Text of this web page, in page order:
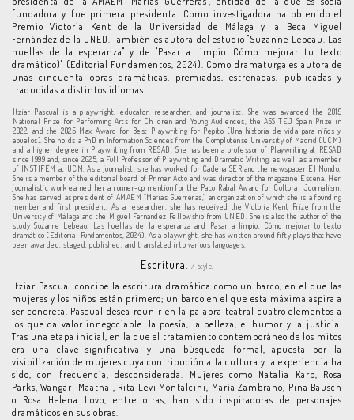
fundadora y fue primera presidenta. Como investigadora ha obtenido el
Premio Victoria Kent de la Universidad de Málaga y la Beca Miguel
Fernández de la UNED. También es autora del estudio "Suzanne Lebeau. Las
huellas de la esperanza" y de "Pasar a limpio. Cómo mejorar tu texto
dramático)" (Editorial Fundamentos, 2024). Como dramaturga es autora de
unas cincuenta obras dramáticas, premiadas, estrenadas, publicadas y
traducidas a distintos idiomas.
Itziar Pascual is a playwright, educator, researcher, and journalist. She was awarded the 2019
National Prize for Performing Arts for Children and Young Audiences, the ASSITEJ Spain Prize in
2022, and the 2025 Max Award for Best Playwriting for Pepito (Una historia de vida para niños y
abuelos). She holds a PhD in Information Sciences from the Complutense University of Madrid (UCM)
and a higher degree in Playwriting from RESAD. She has been a professor of Playwriting at RESAD
since 1999 and, since 2025, a Full Professor of Playwriting and Dramatic Writing, as well as a member
of INSTIFEM at UCM. As a journalist, she has worked for Cadena SER and the newspaper El Mundo.
She is a member of the editorial board of Primer Acto and was director of the magazine Escena. Her
journalistic work earned her a runner-up mention for the Paco Rabal Award for Cultural Journalism.
She has served as president of AMAEM “Marías Guerreras,” an organization of which she is a founding
member and first president. As a researcher, she has received the Victoria Kent Prize from the
University of Málaga and the Miguel Fernández Fellowship from UNED. She is also the author of the
study Suzanne Lebeau. Las huellas de la esperanza and Pasar a limpio. Cómo mejorar tu texto
dramático (Editorial Fundamentos, 2024). As a playwright, she has written around fifty plays that have
been awarded, staged, published, and translated into various languages.
Escritura. / Style.
Itziar Pascual concibe la escritura dramática como un barco, en el que las
mujeres y los niños están primero; un barco en el que esta máxima aspira a
ser concreta. Pascual desea reunir en la palabra teatral cuatro elementos a
los que da valor innegociable: la poesía, la belleza, el humor y la justicia.
Tras una etapa inicial, en la que el tratamiento contemporáneo de los mitos
era una clave significativa y una búsqueda formal, apuesta por la
visibilización de mujeres cuya contribución a la cultura y la experiencia ha
sido, con frecuencia, desconsiderada. Mujeres como Natalia Karp, Rosa
Parks, Wangari Maathai, Rita Levi Montalcini, María Zambrano, Pina Bausch
o Rosa Helena Lovo, entre otras, han sido inspiradoras de personajes
dramáticos en sus obras.